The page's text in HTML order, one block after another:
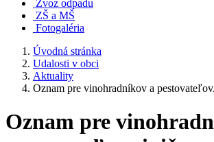
Zvoz odpadu
ZŠ a MŠ
Fotogaléria
Úvodná stránka
Udalosti v obci
Aktuality
Oznam pre vinohradníkov a
Oznam pre